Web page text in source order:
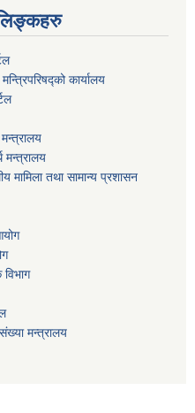
कार्यालय
मन्‍त्रालय
मामिला तथा सामान्य प्रशासन
मन्त्रालय